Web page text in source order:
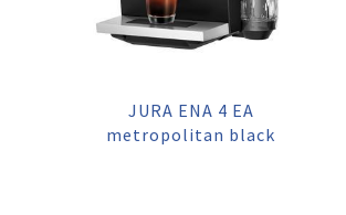
JURA ENA 4 EA
metropolitan black